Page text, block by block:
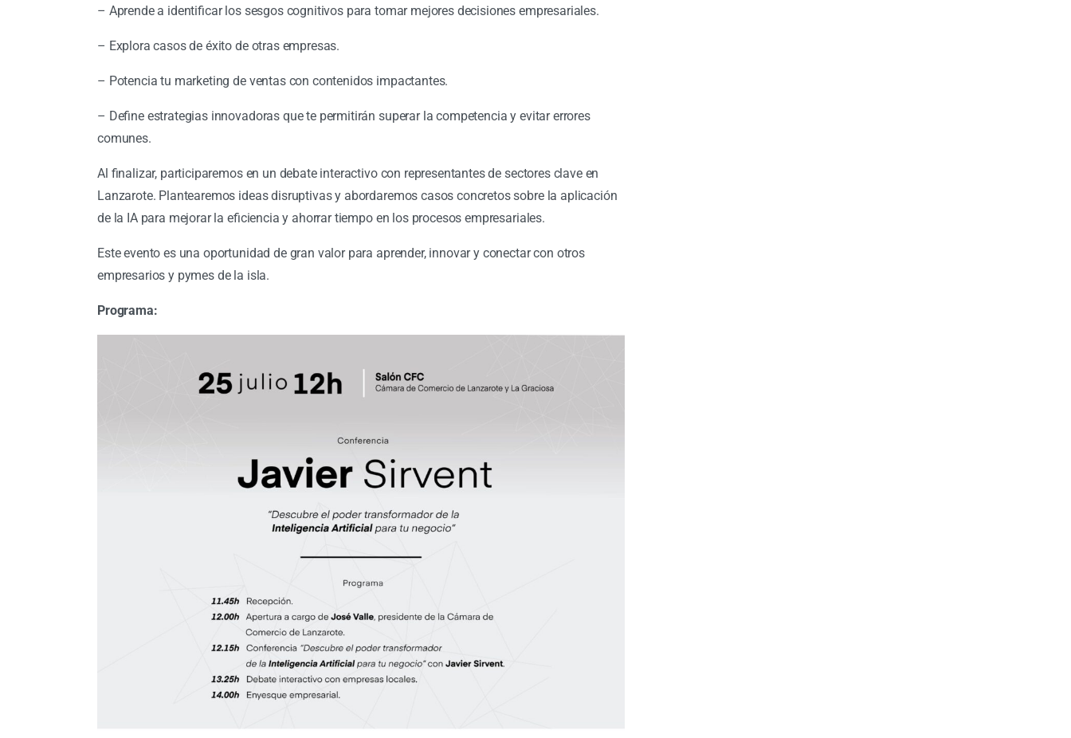
– Aprende a identificar los sesgos cognitivos para tomar mejores decisiones empresariales.
– Explora casos de éxito de otras empresas.
– Potencia tu marketing de ventas con contenidos impactantes.
– Define estrategias innovadoras que te permitirán superar la competencia y evitar errores
comunes.
Al finalizar, participaremos en un debate interactivo con representantes de sectores clave en
Lanzarote. Plantearemos ideas disruptivas y abordaremos casos concretos sobre la aplicación
de la IA para mejorar la eficiencia y ahorrar tiempo en los procesos empresariales.
Este evento es una oportunidad de gran valor para aprender, innovar y conectar con otros
empresarios y pymes de la isla.
Programa: